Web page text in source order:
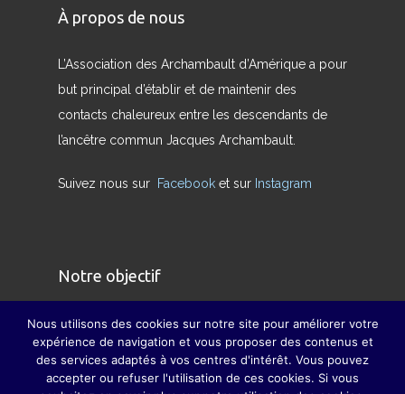
À propos de nous
L’Association des Archambault d’Amérique a pour
but principal d’établir et de maintenir des
contacts chaleureux entre les descendants de
l’ancêtre commun Jacques Archambault.
Suivez nous sur Facebook et sur Instagram
Notre objectif
Nous avons pour but de redonner son sens
véritable à la famille et à pallier, dans la mesure
du possible, la disparition des grandes fêtes de
Nous utilisons des cookies sur notre site pour améliorer votre
expérience de navigation et vous proposer des contenus et
des services adaptés à vos centres d'intérêt. Vous pouvez
accepter ou refuser l'utilisation de ces cookies. Si vous